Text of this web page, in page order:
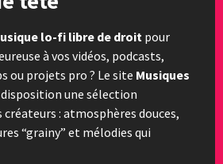
lo-fi libre de droit pour
à vos vidéos, podcasts,
ou projets pro ? Le site Musiques
une sélection
créateurs : atmosphères douces,
“grainy” et mélodies qui